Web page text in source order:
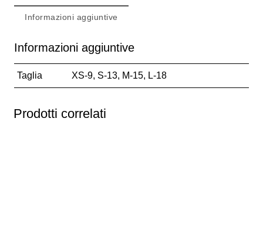
Informazioni aggiuntive
Informazioni aggiuntive
Taglia XS-9, S-13, M-15, L-18
Prodotti correlati